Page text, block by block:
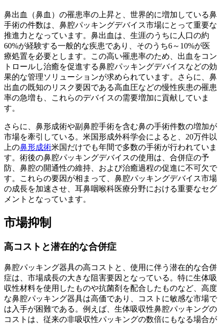
鼻出血（鼻血）の罹患率の上昇と、世界的に増加している鼻
手術の件数は、鼻腔パッキングデバイス市場にとって重要な
推進力となっています。鼻出血は、生涯のうちに人口の約
60%が経験する一般的な疾患であり、そのうち6～10%が医
療処置を必要とします。この高い罹患率のため、出血をコン
トロールし治癒を促進する鼻腔パッキングデバイスなどの効
果的な管理ソ​​リューションが求められています。さらに、鼻
出血の既知のリスク要因である高血圧などの慢性疾患の罹患
率の急増も、これらのデバイスの需要増加に貢献していま
す。
さらに、鼻形成術や副鼻腔手術を含む鼻の手術件数の増加が
市場を牽引している。米国形成外科学会によると、20万件以
上の鼻形成術米国だけでも年間で多数の手術が行われていま
す。術後の鼻腔パッキングデバイスの使用は、合併症の予
防、鼻腔の開通性の維持、および治癒過程の促進に不可欠で
す。これらの要因が相まって、鼻腔パッキングデバイス市場
の成長を加速させ、耳鼻咽喉科医療分野における重要なセグ
メントとなっています。
市場抑制
高コストと潜在的な合併症
鼻腔パッキング器具の高コストと、使用に伴う潜在的な合併
症は、市場成長の大きな阻害要因となっている。特に生体吸
収性材料を使用したものや抗菌剤を配合したものなど、高度
な鼻腔パッキング器具は高価であり、コストに敏感な市場で
は入手が困難である。例えば、生体吸収性鼻腔パッキングの
コストは、従来の非吸収性パッキングの数倍にもなる場合が